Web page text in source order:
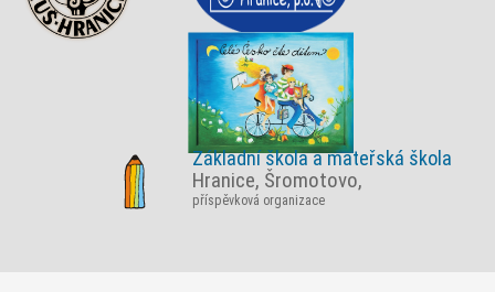
Základní škola a mateřská škola
Hranice, Šromotovo,
příspěvková organizace